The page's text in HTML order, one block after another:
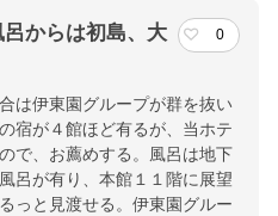
からは初島、大
0
は伊東園グループが群を抜い
宿が４館ほど有るが、当ホテ
で、お薦めする。風呂は地下
呂が有り、本館１１階に展望
っと見渡せる。伊東園グルー